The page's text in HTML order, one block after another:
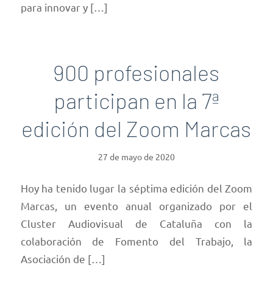
para innovar y […]
900 profesionales
participan en la 7ª
edición del Zoom Marcas
27 de mayo de 2020
Hoy ha tenido lugar la séptima edición del Zoom
Marcas, un evento anual organizado por el
Cluster Audiovisual de Cataluña con la
colaboración de Fomento del Trabajo, la
Asociación de […]